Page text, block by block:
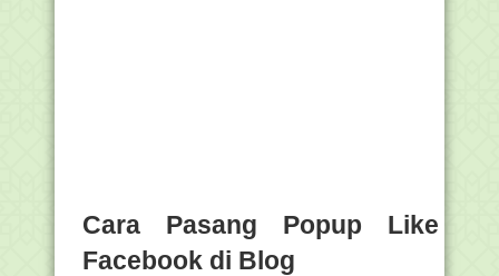
Cara Pasang Popup Like
Facebook di Blog